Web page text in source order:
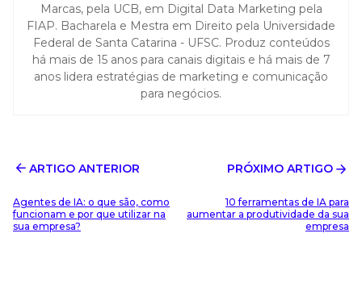
Marcas, pela UCB, em Digital Data Marketing pela
FIAP. Bacharela e Mestra em Direito pela Universidade
Federal de Santa Catarina - UFSC. Produz conteúdos
há mais de 15 anos para canais digitais e há mais de 7
anos lidera estratégias de marketing e comunicação
para negócios.
ARTIGO ANTERIOR
Agentes de IA: o que são, como
funcionam e por que utilizar na
sua empresa?
PRÓXIMO ARTIGO
10 ferramentas de IA para
aumentar a produtividade da sua
empresa